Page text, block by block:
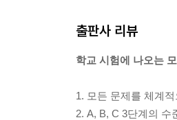
출판사 리뷰
학교 시험에 나오는
1. 모든 문제를 체계
2. A, B, C 3단계의 수